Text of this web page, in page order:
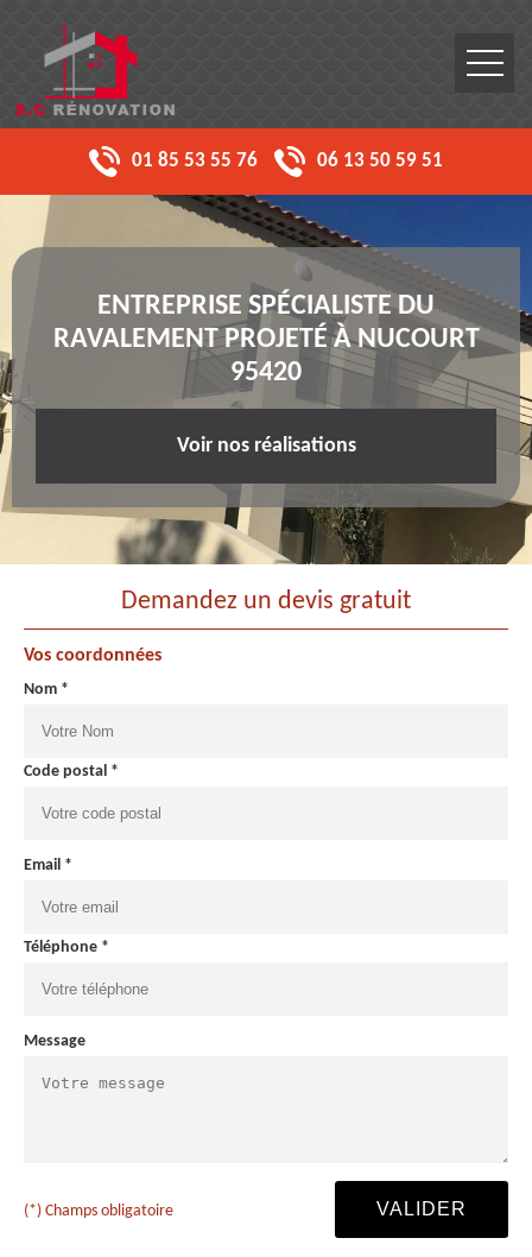
01 85 53 55 76 06 13 50 59 51
ENTREPRISE SPÉCIALISTE DU
RAVALEMENT PROJETÉ À NUCOURT
95420
Voir nos réalisations
Demandez un devis gratuit
Vos coordonnées
Nom *
Code postal *
Email *
Téléphone *
Message
(*) Champs obligatoire